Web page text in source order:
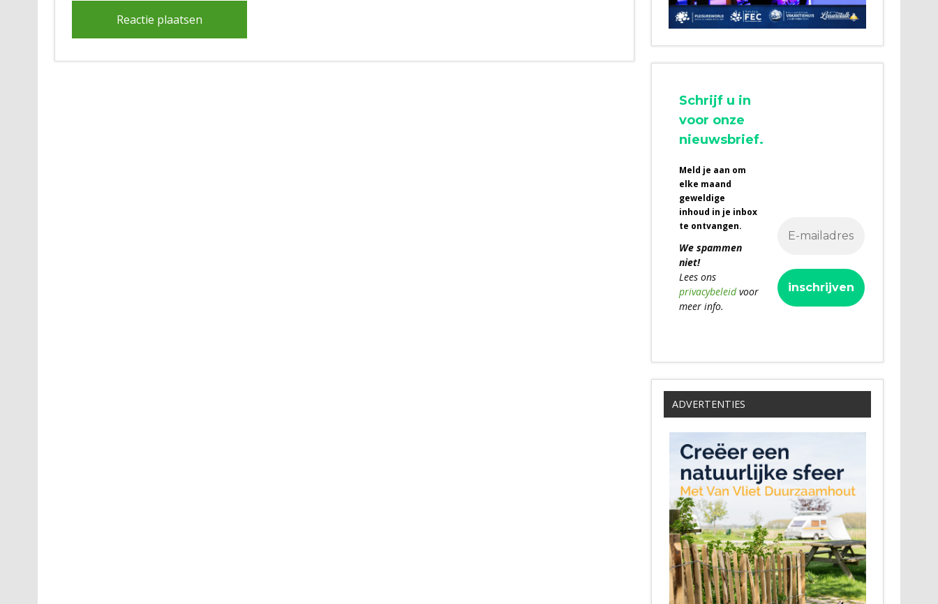
Alternative:
Schrijf u in
voor onze
nieuwsbrief.
Meld je aan om
elke maand
geweldige
inhoud in je inbox
te ontvangen.
We spammen
niet!
Lees ons
privacybeleidvoor
meer info.
ADVERTENTIES